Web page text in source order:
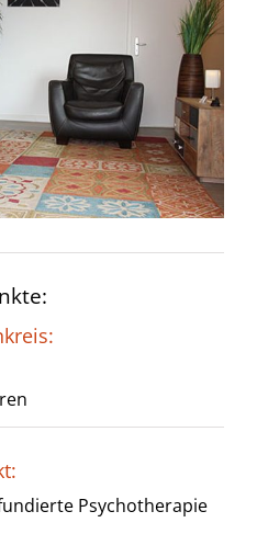
Psychotherapie